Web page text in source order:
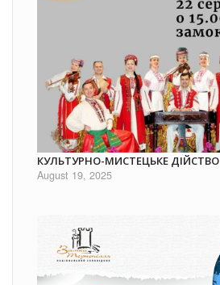
КУЛЬТУРНО-МИСТЕЦЬКЕ ДІЙСТВО
August 19, 2025